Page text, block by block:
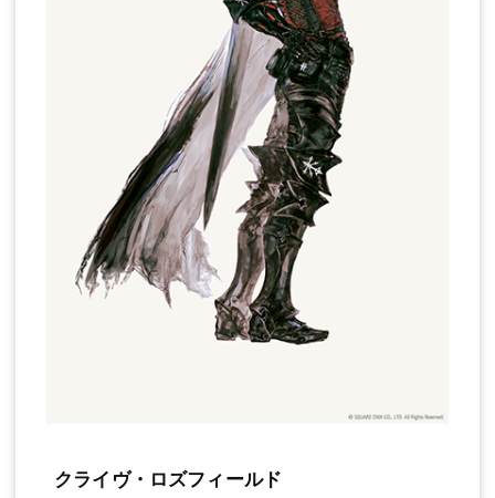
クライヴ・ロズフィールド